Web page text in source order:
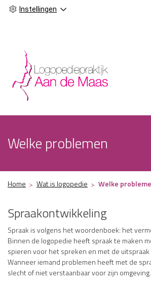
Instellingen
Welke problemen
Home Wat is logopedie Welke
Spraakontwikkeling
Spraak is volgens het woordenboek: het
Binnen de logopedie heeft spraak te maken
spieren voor het spreken en met de uitspraak
Wanneer iemand problemen heeft met de
slecht of niet verstaanbaar voor zijn omgeving.